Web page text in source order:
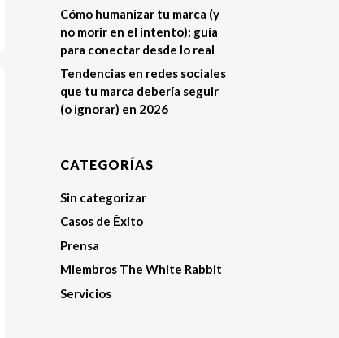
Cómo humanizar tu marca (y
no morir en el intento): guía
para conectar desde lo real
Tendencias en redes sociales
que tu marca debería seguir
(o ignorar) en 2026
CATEGORÍAS
Sin categorizar
Casos de Éxito
Prensa
Miembros The White Rabbit
Servicios